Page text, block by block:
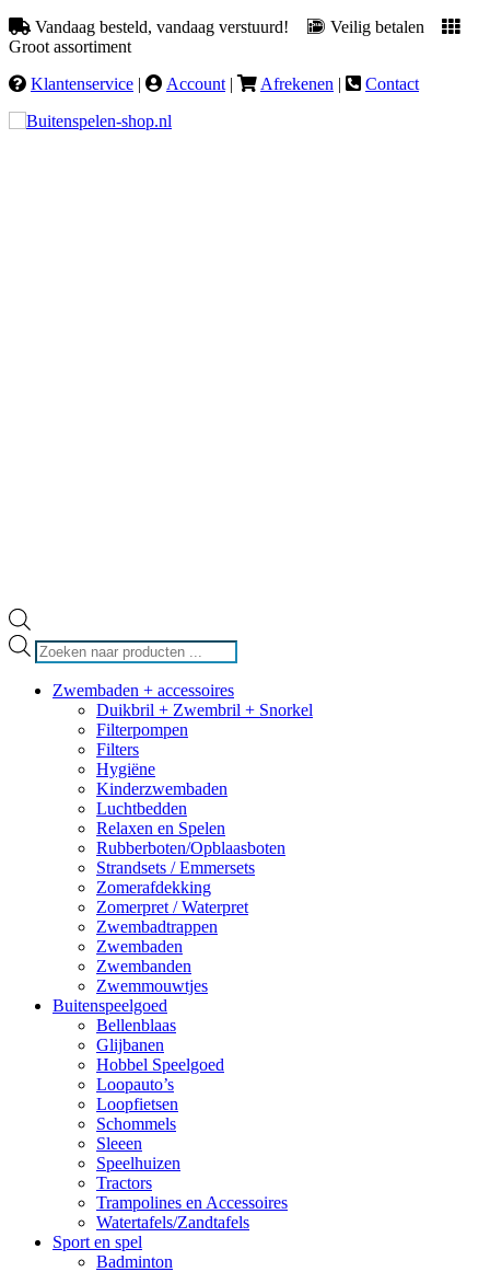
Vandaag besteld, vandaag verstuurd!
Veilig betalen
Groot assortiment
Klantenservice | Account | Afrekenen | Contact
Producten
zoeken
Zwembaden + accessoires
Duikbril + Zwembril + Snorkel
Filterpompen
Filters
Hygiëne
Kinderzwembaden
Luchtbedden
Relaxen en Spelen
Rubberboten/Opblaasboten
Strandsets / Emmersets
Zomerafdekking
Zomerpret / Waterpret
Zwembadtrappen
Zwembaden
Zwembanden
Zwemmouwtjes
Buitenspeelgoed
Bellenblaas
Glijbanen
Hobbel Speelgoed
Loopauto’s
Loopfietsen
Schommels
Sleeen
Speelhuizen
Tractors
Trampolines en Accessoires
Watertafels/Zandtafels
Sport en spel
Badminton